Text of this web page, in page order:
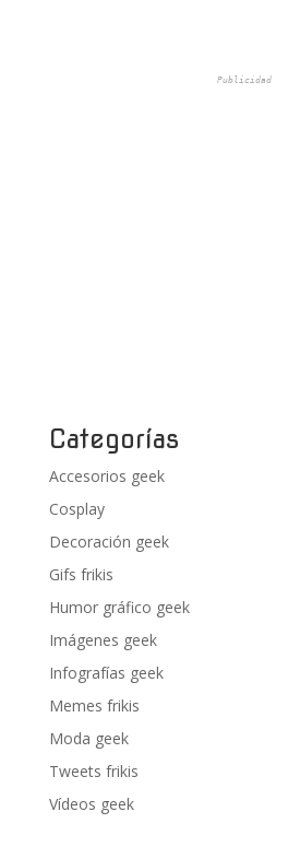
Publicidad
Categorías
Accesorios geek
Cosplay
Decoración geek
Gifs frikis
Humor gráfico geek
Imágenes geek
Infografías geek
Memes frikis
Moda geek
Tweets frikis
Vídeos geek